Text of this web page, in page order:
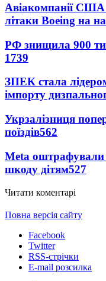
Авіакомпанії США
літаки Boeing на
РФ знищила 900
1739
ЗПЕК стала
імпорту
Укрзалізниця
поїздів562
Meta оштрафували
шкоду дітям527
Читати коментарі
Повна версія сайту
Facebook
Twitter
RSS-стрічки
E-mail розсилка